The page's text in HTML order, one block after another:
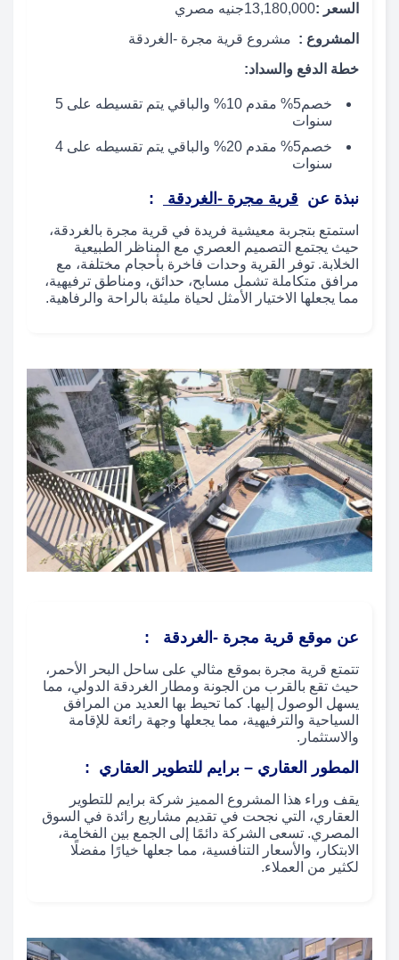
السعر :13,180,000جنيه مصري
المشروع : مشروع قرية مجرة ​​-الغردقة
خطة الدفع والسداد:
خصم5% مقدم 10% والباقي يتم تقسيطه على 5
سنوات
خصم5% مقدم 20% والباقي يتم تقسيطه على 4
سنوات
نبذة عن قرية مجرة ​​-الغردقة :
استمتع بتجربة معيشية فريدة في قرية مجرة بالغردقة،
حيث يجتمع التصميم العصري مع المناظر الطبيعية
الخلابة. توفر القرية وحدات فاخرة بأحجام مختلفة، مع
مرافق متكاملة تشمل مسابح، حدائق، ومناطق ترفيهية،
مما يجعلها الاختيار الأمثل لحياة مليئة بالراحة والرفاهية.
عن موقع قرية مجرة ​​-الغردقة :
تتمتع قرية مجرة بموقع مثالي على ساحل البحر الأحمر،
حيث تقع بالقرب من الجونة ومطار الغردقة الدولي، مما
يسهل الوصول إليها. كما تحيط بها العديد من المرافق
السياحية والترفيهية، مما يجعلها وجهة رائعة للإقامة
والاستثمار.
المطور العقاري – برايم للتطوير العقاري :
يقف وراء هذا المشروع المميز شركة برايم للتطوير
العقاري، التي نجحت في تقديم مشاريع رائدة في السوق
المصري. تسعى الشركة دائمًا إلى الجمع بين الفخامة،
الابتكار، والأسعار التنافسية، مما جعلها خيارًا مفضلًا
لكثير من العملاء.